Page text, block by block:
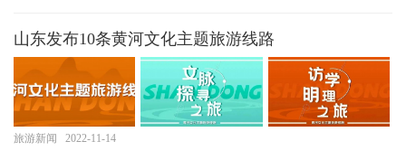
山东发布10条黄河文化主题旅游线路
旅游新闻 2022-11-14